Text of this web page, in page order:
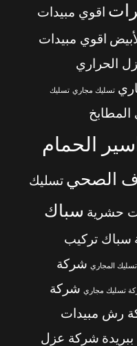
اقوي مبيدات
اقوي مبيدات
الحراري
تسليك مجاري تسليك
الحمام
الصحي تسليك
حشرية سباك
سباك تركيب
المجاري شركة
تسليك مجاري شركة
رش مبيدات
شركة عزل